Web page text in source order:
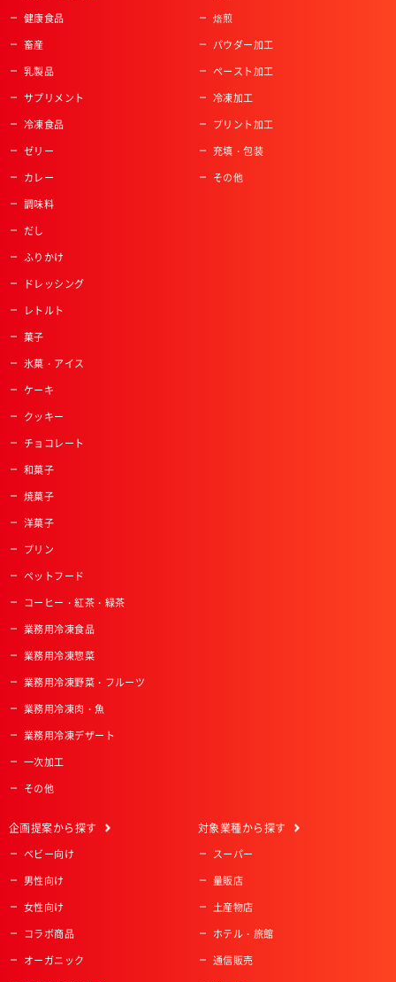
健康食品
畜産
乳製品
サプリメント
冷凍食品
ゼリー
カレー
調味料
だし
ふりかけ
ドレッシング
レトルト
菓子
氷菓・アイス
ケーキ
クッキー
チョコレート
和菓子
焼菓子
洋菓子
プリン
ペットフード
コーヒー・紅茶・緑茶
業務用冷凍食品
業務用冷凍惣菜
業務用冷凍野菜・フルーツ
業務用冷凍肉・魚
業務用冷凍デザート
一次加工
その他
焙煎
パウダー加工
ペースト加工
冷凍加工
プリント加工
充填・包装
その他
企画提案から探す
ベビー向け
男性向け
女性向け
コラボ商品
オーガニック
対象業種から探す
スーパー
量販店
土産物店
ホテル・旅館
通信販売